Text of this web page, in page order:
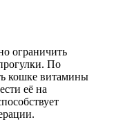
ограничить
По
кошке витамины
её на